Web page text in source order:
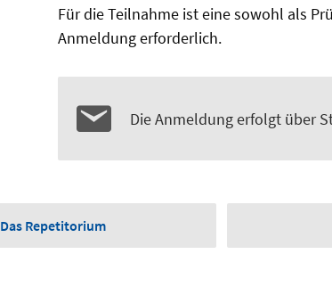
Für die Teilnahme ist eine sowohl als
Anmeldung erforderlich.
Die Anmeldung erfolgt über
Das Repetitorium